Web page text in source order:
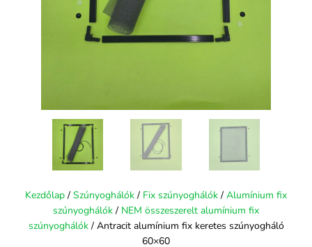
Kezdőlap / Szúnyoghálók / Fix szúnyoghálók / Alumínium fix
szúnyoghálók / NEM összeszerelt alumínium fix
szúnyoghálók/ Antracit alumínium fix keretes szúnyogháló
60×60